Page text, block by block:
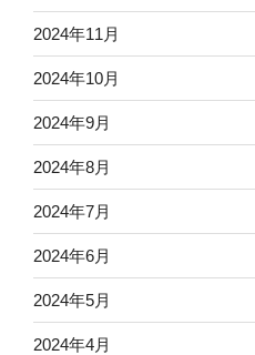
2024年11月
2024年10月
2024年9月
2024年8月
2024年7月
2024年6月
2024年5月
2024年4月